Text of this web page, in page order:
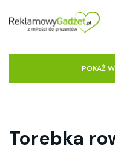
POKAŻ
Torebka